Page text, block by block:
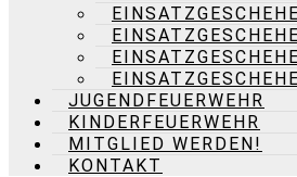
JUGENDFEUERWEHR
KINDERFEUERWEHR
MITGLIED WERDEN!
KONTAKT